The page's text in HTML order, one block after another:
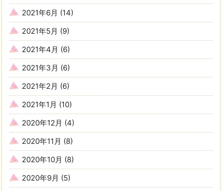
2021年6月 (14)
2021年5月 (9)
2021年4月 (6)
2021年3月 (6)
2021年2月 (6)
2021年1月 (10)
2020年12月 (4)
2020年11月 (8)
2020年10月 (8)
2020年9月 (5)